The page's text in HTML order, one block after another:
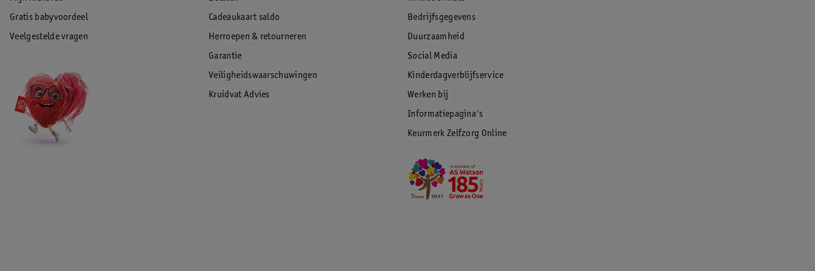
Gratis babyvoordeel
Veelgestelde vragen
Cadeaukaart saldo
Herroepen & retourneren
Garantie
Veiligheidswaarschuwingen
Kruidvat Advies
Bedrijfsgegevens
Duurzaamheid
Social Media
Kinderdagverblijfservice
Werken bij
Informatiepagina's
Keurmerk Zelfzorg Online